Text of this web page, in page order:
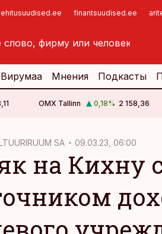
ehitusuudised.ee finantsuudised.ee
Мнения Подкасты
OMX Tallinn 0,18% 2 158,36
SA 09.03.23, 06:00
на Кихну